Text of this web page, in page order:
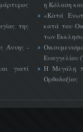
της
Άννης -
γιατί
η Κόλαση
«Κατά
κατά του
των
Ευαγγελίου
Η Μεγάλη
Ορθοδοξίας